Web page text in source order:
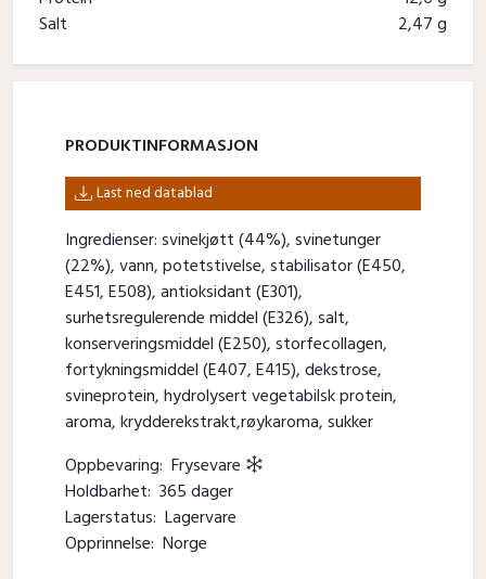
Salt
2,47 g
PRODUKT­INFORMASJON
Last ned datablad
Ingredienser: svinekjøtt (44%), svinetunger
(22%), vann, potetstivelse, stabilisator (E450,
E451, E508), antioksidant (E301),
surhetsregulerende middel (E326), salt,
konserveringsmiddel (E250), storfecollagen,
fortykningsmiddel (E407, E415), dekstrose,
svineprotein, hydrolysert vegetabilsk protein,
aroma, krydderekstrakt,røykaroma, sukker
Oppbevaring: Frysevare
Holdbarhet: 365 dager
Lagerstatus: Lagervare
Opprinnelse: Norge